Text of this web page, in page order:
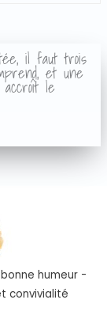
il faut trois
et une
le
humeur -
convivialité